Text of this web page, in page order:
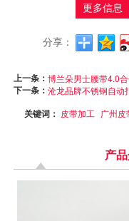
更多信息
分享：
上一条：
下一条：
关键词： 皮带加工 广州皮
产